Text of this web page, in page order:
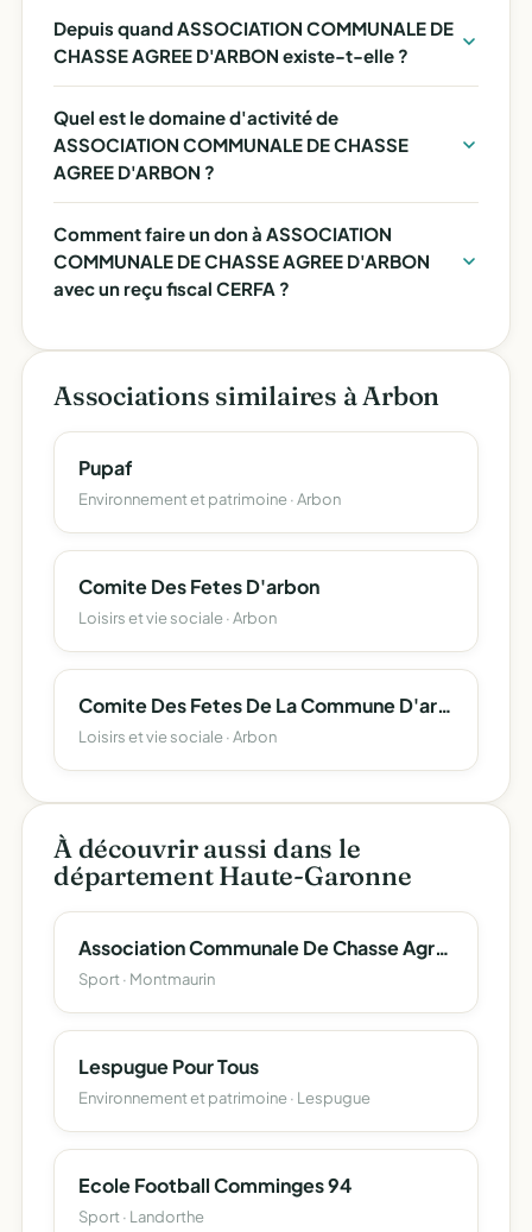
Depuis quand ASSOCIATION COMMUNALE DE
CHASSE AGREE D'ARBON existe-t-elle ?
Quel est le domaine d'activité de
ASSOCIATION COMMUNALE DE CHASSE
AGREE D'ARBON ?
Comment faire un don à ASSOCIATION
COMMUNALE DE CHASSE AGREE D'ARBON
avec un reçu fiscal CERFA ?
Associations similaires à Arbon
Pupaf
Environnement et patrimoine · Arbon
Comite Des Fetes D'arbon
Loisirs et vie sociale · Arbon
Comite Des Fetes De La Commune D'arbon
Loisirs et vie sociale · Arbon
À découvrir aussi dans le
département Haute-Garonne
Association Communale De Chasse Agreee De Montmaurin
Sport · Montmaurin
Lespugue Pour Tous
Environnement et patrimoine · Lespugue
Ecole Football Comminges 94
Sport · Landorthe